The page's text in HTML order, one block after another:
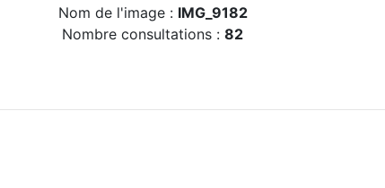
Nom de l'image : IMG_9182
Nombre consultations : 82